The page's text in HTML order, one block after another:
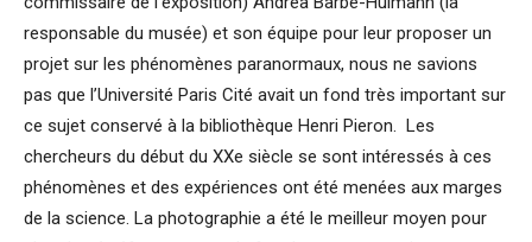
responsable du musée) et son équipe pour leur proposer un
projet sur les phénomènes paranormaux, nous ne savions
pas que l’Université Paris Cité avait un fond très important sur
ce sujet conservé à la bibliothèque Henri Pieron. Les
chercheurs du début du XXe siècle se sont intéressés à ces
phénomènes et des expériences ont été menées aux marges
de la science. La photographie a été le meilleur moyen pour